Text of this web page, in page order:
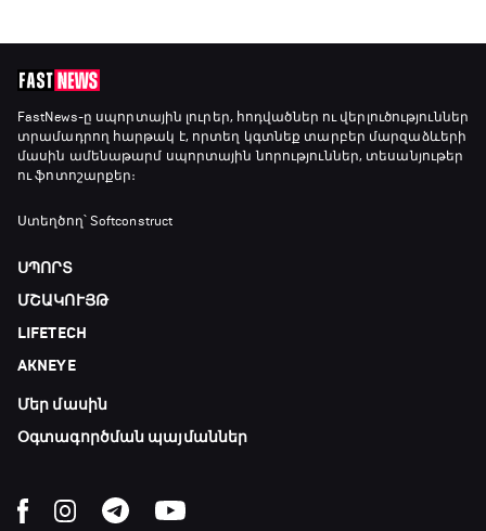
FastNews-ը սպորտային լուրեր, հոդվածներ ու վերլուծություններ
տրամադրող հարթակ է, որտեղ կգտնեք տարբեր մարզաձևերի
մասին ամենաթարմ սպորտային նորություններ, տեսանյութեր
ու ֆոտոշարքեր։
Ստեղծող՝ Softconstruct
ՍՊՈՐՏ
ՄՇԱԿՈՒՅԹ
LIFETECH
AKNEYE
Մեր մասին
Օգտագործման պայմաններ